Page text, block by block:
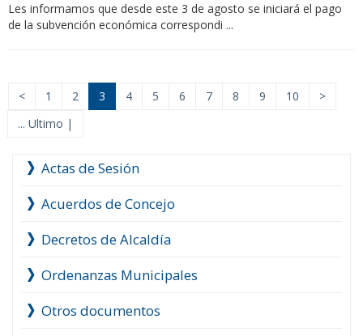
Les informamos que desde este 3 de agosto se iniciará el pago
de la subvención económica correspondi ...
< 1 2 3 4 5 6 7 8 9 10
>
... Ultimo |
Actas de Sesión
Acuerdos de Concejo
Decretos de Alcaldía
Ordenanzas Municipales
Otros documentos